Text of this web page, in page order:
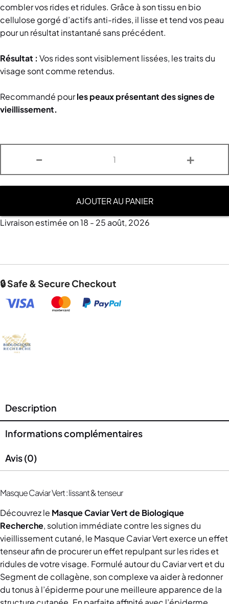
combler vos rides et ridules. Grâce à son tissu en bio
cellulose gorgé d’actifs anti-rides, il lisse et tend vos peau
pour un résultat instantané sans précédent.
Résultat : Vos rides sont visiblement lissées, les traits du
visage sont comme retendus.
Recommandé pourles peaux présentant des signes de
vieillissement.
- +
AJOUTER AU PANIER
Livraison estimée on 18 - 25 août, 2026
🔒 Safe & Secure Checkout
Description
Informations complémentaires
Avis (0)
Masque Caviar Vert : lissant & tenseur
Découvrez le Masque Caviar Vert de Biologique
Recherche, solution immédiate contre les signes du
vieillissement cutané, le Masque Caviar Vert exerce un effet
tenseur afin de procurer un effet repulpant sur les rides et
ridules de votre visage. Formulé autour du Caviar vert et du
Segment de collagène, son complexe va aider à redonner
du tonus à l’épiderme pour une meilleure apparence de la